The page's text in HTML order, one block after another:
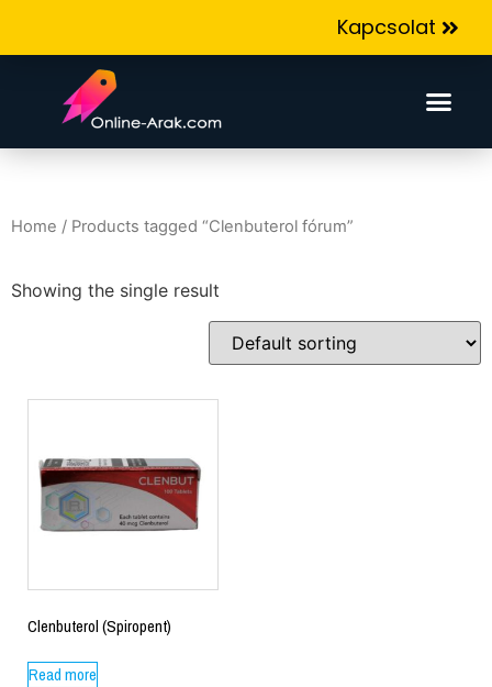
Kapcsolat
Home / Products tagged “Clenbuterol fórum”
Showing the single result
Clenbuterol (Spiropent)
Read more